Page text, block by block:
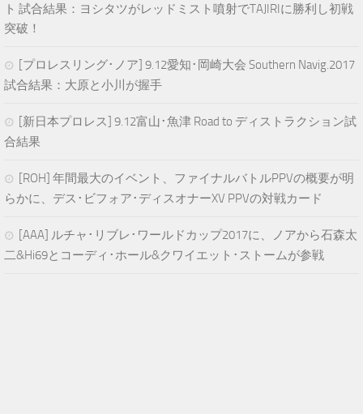
ト 試合結果：ヨシタツがレッドミスト噴射でTAJIRIに勝利し初戦
突破！
[プロレスリング･ノア] 9.12愛知･岡崎大会 Southern Navig.2017
試合結果：大原と小川が握手
[新日本プロレス] 9.12富山･魚津 Road to ディストラクション試
合結果
[ROH] 年間最大のイベント、ファイナルバトルPPVの概要が明
らかに、デス･ビフォア･ディスオナーXV PPVの対戦カード
[AAA] ルチャ･リブレ･ワールドカップ2017に、ノアから石森太
二&Hi69とコーディ･ホール&クワイエット･ストームが参戦